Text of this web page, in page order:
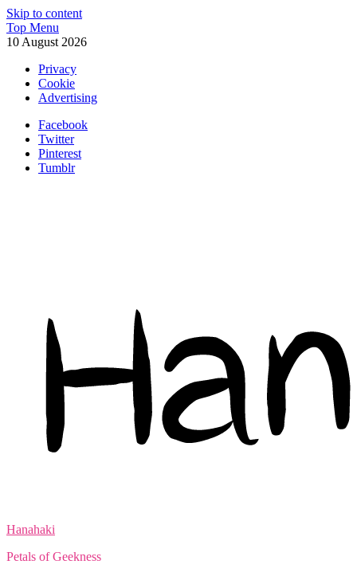
Skip to content
Top Menu
10 August 2026
Privacy
Cookie
Advertising
Facebook
Twitter
Pinterest
Tumblr
Hanahaki
Petals of Geekness